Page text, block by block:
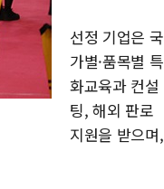
선정 기업은 국
가별·품목별 특
화교육과 컨설
팅, 해외 판로
지원을 받으며,